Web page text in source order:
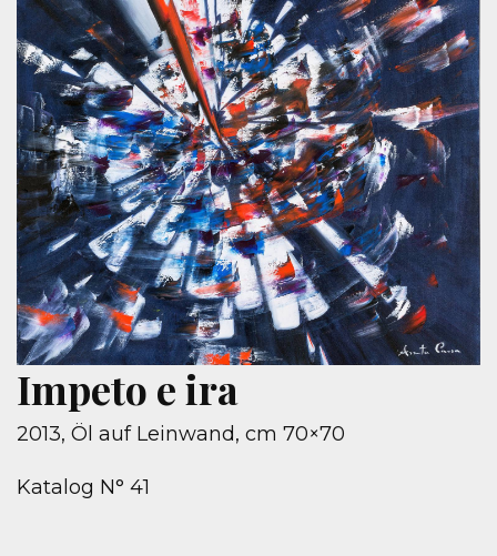
Impeto e ira
2013, Öl auf Leinwand, cm 70×70
Katalog N° 41